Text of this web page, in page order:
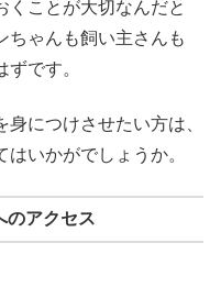
くことが大切なんだと
ちゃんも飼い主さんも
です。
につけさせたい方は、
いかがでしょうか。
のアクセス